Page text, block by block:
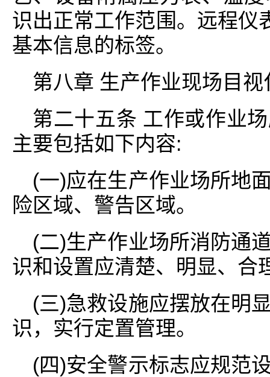
识出正常工作范围。远程仪
基本信息的标签。
第八章 生产作业现场目视
第二十五条 工作或作业
主要包括如下内容:
(一)应在生产作业场所地
险区域、警告区域。
(二)生产作业场所消防通
识和设置应清楚、明显、合
(三)急救设施应摆放在明
识，实行定置管理。
(四)安全警示标志应规范